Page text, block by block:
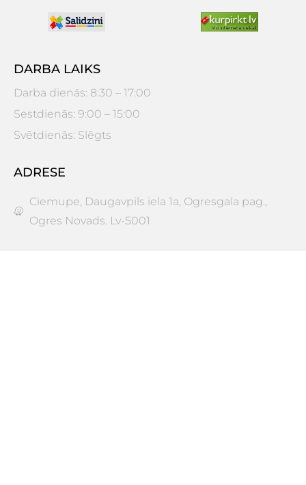
DARBA LAIKS
Darba dienās: 8:30 – 17:00
Sestdienās: 9:00 – 15:00
Svētdienās: Slēgts
ADRESE
Ciemupe, Daugavpils iela 1a, Ogresgala pag.,
Ogres Novads. Lv-5001